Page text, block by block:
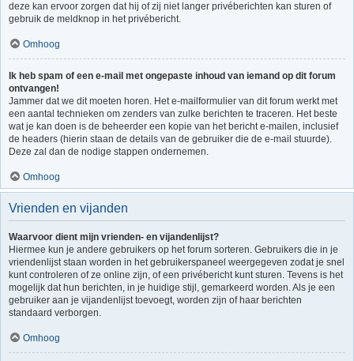
deze kan ervoor zorgen dat hij of zij niet langer privéberichten kan sturen of
gebruik de meldknop in het privébericht.
Omhoog
Ik heb spam of een e-mail met ongepaste inhoud van iemand op dit forum
ontvangen!
Jammer dat we dit moeten horen. Het e-mailformulier van dit forum werkt met
een aantal technieken om zenders van zulke berichten te traceren. Het beste
wat je kan doen is de beheerder een kopie van het bericht e-mailen, inclusief
de headers (hierin staan de details van de gebruiker die de e-mail stuurde).
Deze zal dan de nodige stappen ondernemen.
Omhoog
Vrienden en vijanden
Waarvoor dient mijn vrienden- en vijandenlijst?
Hiermee kun je andere gebruikers op het forum sorteren. Gebruikers die in je
vriendenlijst staan worden in het gebruikerspaneel weergegeven zodat je snel
kunt controleren of ze online zijn, of een privébericht kunt sturen. Tevens is het
mogelijk dat hun berichten, in je huidige stijl, gemarkeerd worden. Als je een
gebruiker aan je vijandenlijst toevoegt, worden zijn of haar berichten
standaard verborgen.
Omhoog